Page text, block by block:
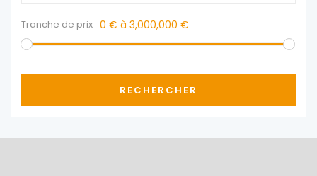
Tranche de prix 0 € à 3,000,000 €
RECHERCHER